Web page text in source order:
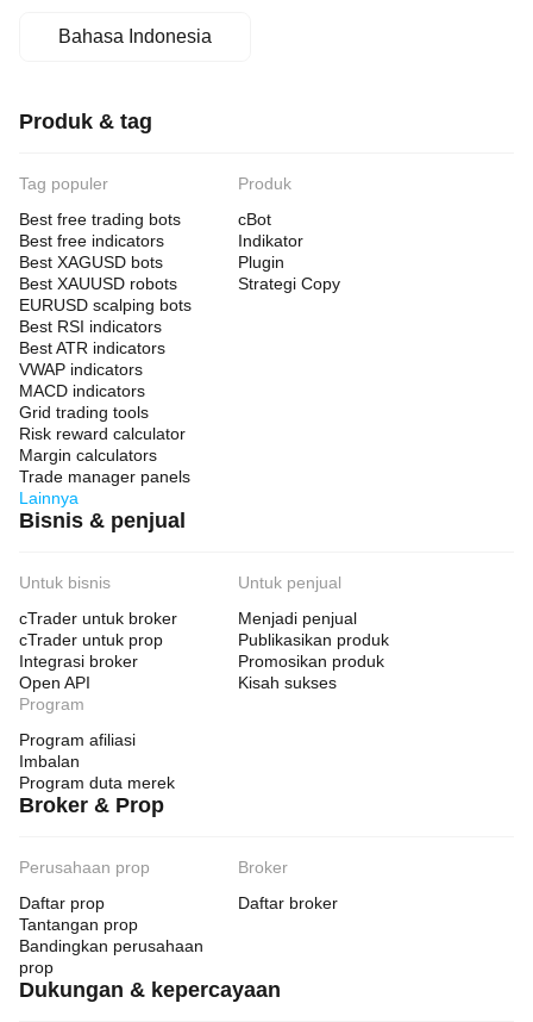
Bahasa Indonesia
Produk & tag
Tag populer
Best free trading bots
Best free indicators
Best XAGUSD bots
Best XAUUSD robots
EURUSD scalping bots
Best RSI indicators
Best ATR indicators
VWAP indicators
MACD indicators
Grid trading tools
Risk reward calculator
Margin calculators
Trade manager panels
Lainnya
Produk
cBot
Indikator
Plugin
Strategi Copy
Bisnis & penjual
Untuk bisnis
cTrader untuk broker
cTrader untuk prop
Integrasi broker
Open API
Untuk penjual
Menjadi penjual
Publikasikan produk
Promosikan produk
Kisah sukses
Program
Program afiliasi
Imbalan
Program duta merek
Broker & Prop
Perusahaan prop
Daftar prop
Tantangan prop
Bandingkan perusahaan
prop
Broker
Daftar broker
Dukungan & kepercayaan